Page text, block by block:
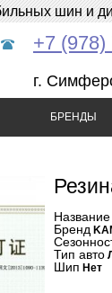
шин и
+7 (978)
г.
БРЕНДЫ
Название
Бренд
Тип авто
Шип Нет